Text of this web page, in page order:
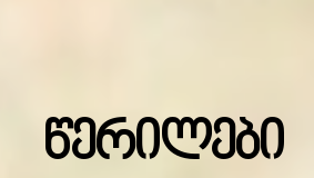
წერილები